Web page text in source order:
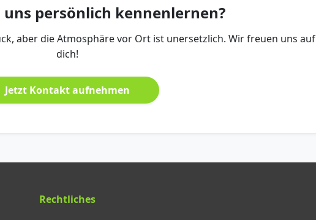
persönlich kennenlernen?
aber die Atmosphäre vor Ort ist unersetzlich. Wir freuen uns auf
dich!
Jetzt Kontakt aufnehmen
Rechtliches